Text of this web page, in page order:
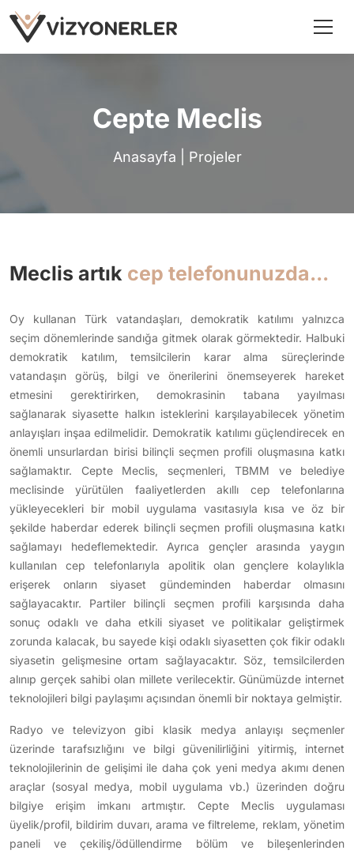
Cepte Meclis
Anasayfa Projeler
Meclis artık cep telefonunuzda...
Oy kullanan Türk vatandaşları, demokratik katılımı yalnızca
seçim dönemlerinde sandığa gitmek olarak görmektedir. Halbuki
demokratik katılım, temsilcilerin karar alma süreçlerinde
vatandaşın görüş, bilgi ve önerilerini önemseyerek hareket
etmesini gerektirirken, demokrasinin tabana yayılması
sağlanarak siyasette halkın isteklerini karşılayabilecek yönetim
anlayışları inşaa edilmelidir. Demokratik katılımı güçlendirecek en
önemli unsurlardan birisi bilinçli seçmen profili oluşmasına katkı
sağlamaktır. Cepte Meclis, seçmenleri, TBMM ve belediye
meclisinde yürütülen faaliyetlerden akıllı cep telefonlarına
yükleyecekleri bir mobil uygulama vasıtasıyla kısa ve öz bir
şekilde haberdar ederek bilinçli seçmen profili oluşmasına katkı
sağlamayı hedeflemektedir. Ayrıca gençler arasında yaygın
kullanılan cep telefonlarıyla apolitik olan gençlere kolaylıkla
erişerek onların siyaset gündeminden haberdar olmasını
sağlayacaktır. Partiler bilinçli seçmen profili karşısında daha
sonuç odaklı ve daha etkili siyaset ve politikalar geliştirmek
zorunda kalacak, bu sayede kişi odaklı siyasetten çok fikir odaklı
siyasetin gelişmesine ortam sağlayacaktır. Söz, temsilcilerden
alınıp gerçek sahibi olan millete verilecektir. Günümüzde internet
teknolojileri bilgi paylaşımı açısından önemli bir noktaya gelmiştir.
Radyo ve televizyon gibi klasik medya anlayışı seçmenler
üzerinde tarafsızlığını ve bilgi güvenilirliğini yitirmiş, internet
teknolojilerinin de gelişimi ile daha çok yeni medya akımı denen
araçlar (sosyal medya, mobil uygulama vb.) üzerinden doğru
bilgiye erişim imkanı artmıştır. Cepte Meclis uygulaması
üyelik/profil, bildirim duvarı, arama ve filtreleme, reklam, yönetim
paneli ve çekiliş/ödüllendirme bölüm ve bileşenlerinden